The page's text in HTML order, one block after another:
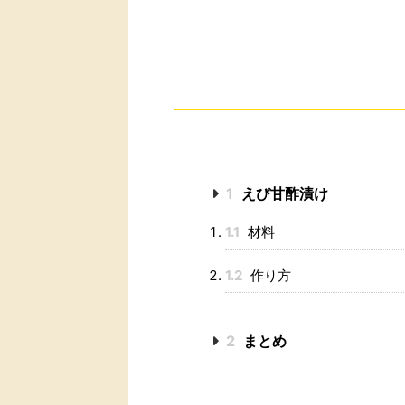
1 えび甘酢漬け
1.1 材料
1.2 作り方
2 まとめ